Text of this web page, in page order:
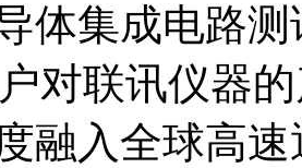
体集成电路
对联讯仪器
融入全球高